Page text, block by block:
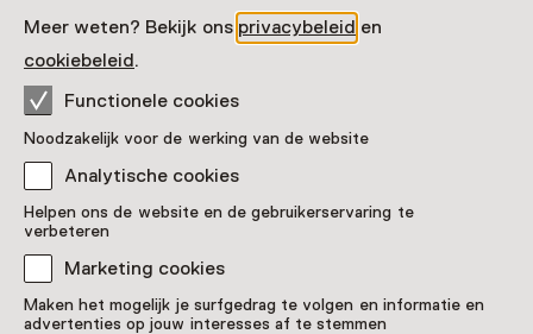
Meer weten? Bekijk ons privacybeleid en
cookiebeleid.
Functionele cookies
Noodzakelijk voor de werking van de website
Analytische cookies
Helpen ons de website en de gebruikerservaring te
verbeteren
Marketing cookies
Maken het mogelijk je surfgedrag te volgen en informatie en
advertenties op jouw interesses af te stemmen
Vaste collectie
Biodiversiteit